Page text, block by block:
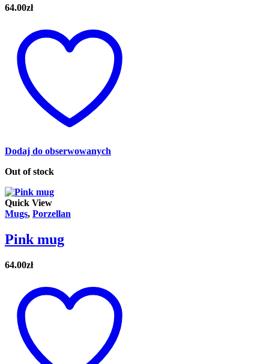
64.00zł
Dodaj do obserwowanych
Out of stock
Quick View
Mugs, Porzellan
Pink mug
64.00zł